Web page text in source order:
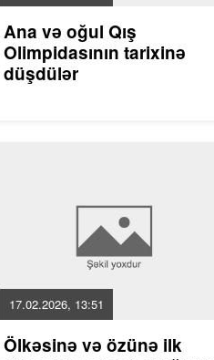
Ana və oğul Qış
Olimpidasının tarixinə
düşdülər
17.02.2026, 13:51
Ölkəsinə və özünə ilk